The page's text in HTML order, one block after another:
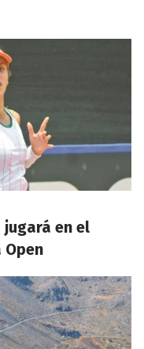
jugará en el